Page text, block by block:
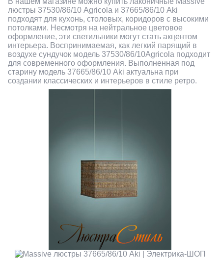
люстры 37530/86/10 Agricola и 37665/86/10 Aki
подходят для кухонь, столовых, коридоров с высокими
потолками. Несмотря на нейтральное цветовое
оформление, эти светильники могут стать акцентом
интерьера. Воспринимаемая, как легкий парящий в
воздухе сундучок модель 37530/86/10Agricola подходит
для современного оформления. Выполненная под
старину модель 37665/86/10 Aki актуальна при
создании классических и интерьеров в стиле ретро.
Розумна інсталяція Ajax
Датчики